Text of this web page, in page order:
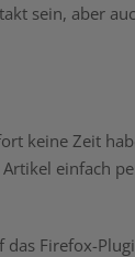
sein, aber
keine Zeit
einfach
das Firefox-